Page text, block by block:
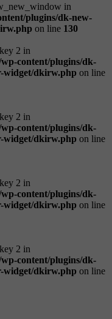
in
plugins/dk-new-
on line 130
2 in
content/plugins/dk-
widget/dkirw.php on line
2 in
content/plugins/dk-
widget/dkirw.php on line
2 in
content/plugins/dk-
widget/dkirw.php on line
2 in
content/plugins/dk-
widget/dkirw.php on line